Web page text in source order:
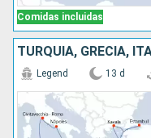
Comidas incluidas
TURQUÍA, GRECIA,
Legend 13 d